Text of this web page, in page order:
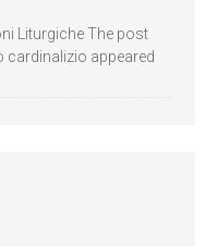
Liturgiche The post
cardinalizio appeared